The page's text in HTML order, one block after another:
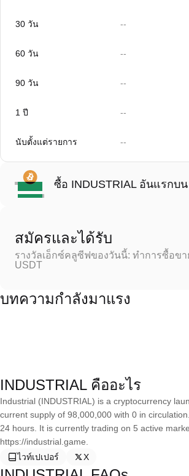
30 วัน --
60 วัน --
90 วัน --
1 ปี --
นับตั้งแต่รายการ --
ซื้อ INDUSTRIAL อันแรกบน
สมัครและได้รับ
รางวัลเอ็กซ์คลูซีฟของวันนี้: ทำการซื้อข
USDT
บทความกำลังมาแรง
INDUSTRIAL คืออะไร
Industrial (INDUSTRIAL) is a cryptocurrency
current supply of 98,000,000 with 0 in
24 hours. It is currently trading on 5 active
https://industrial.game.
ไวท์เปเปอร์
X